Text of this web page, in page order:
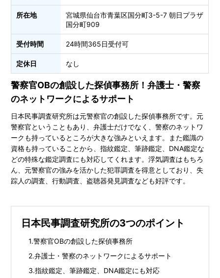
所在地
宮城県仙台市青葉区国分町3-5-7 朝日プラザ
国分町909
受付時間 24時間365日受付可
定休日 なし
警察官OBの創設した探偵事務所！弁護士・警察
のネットワークによるサポート
日本民事調査研究所は元警察官の創設した探偵事務所です。元
警察官ということもあり、弁護士だけでなく、警察のネットワ
ークも持っているところが大きな強みといえます。また鑑識の
資格も持っていることから、指紋鑑定、筆跡鑑定、DNA鑑定な
どの特殊な鑑定調査にも対応してくれます。浮気調査はもちろ
ん、元警察官の強みを活かした犯罪調査を得意としており、失
踪人の調査、行動調査、盗聴器発見調査なども好評です。
日本民事調査研究所の3つのポイント
警察官OBの創設した探偵事務所
弁護士・警察のネットワークによるサポート
指紋鑑定、筆跡鑑定、DNA鑑定にも対応